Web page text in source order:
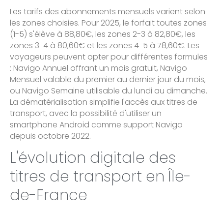
Les tarifs des abonnements mensuels varient selon
les zones choisies. Pour 2025, le forfait toutes zones
(1-5) s'élève à 88,80€, les zones 2-3 à 82,80€, les
zones 3-4 à 80,60€ et les zones 4-5 à 78,60€. Les
voyageurs peuvent opter pour différentes formules
: Navigo Annuel offrant un mois gratuit, Navigo
Mensuel valable du premier au dernier jour du mois,
ou Navigo Semaine utilisable du lundi au dimanche.
La dématérialisation simplifie l'accès aux titres de
transport, avec la possibilité d'utiliser un
smartphone Android comme support Navigo
depuis octobre 2022.
L'évolution digitale des
titres de transport en Île-
de-France